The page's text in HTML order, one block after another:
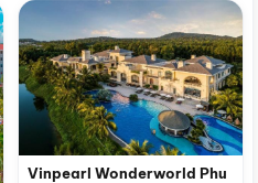
Vinpearl Wonderworld Phu